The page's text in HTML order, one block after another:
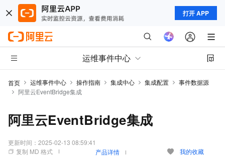
打开 APP
运维事件中心
首页 运维事件中心 操作指南 集成中心 集成配置
事件数据源
阿里云EventBridge集成
阿里云EventBridge集成
更新时间： 2025-02-13 08:59:41
复制 MD 格式
产品详情 我的收藏